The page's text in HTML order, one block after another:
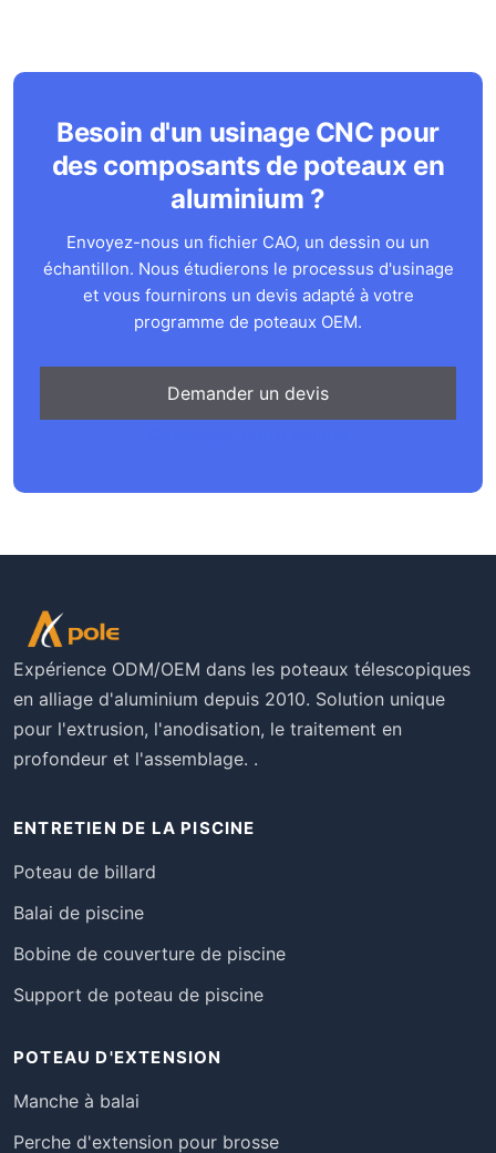
Besoin d'un usinage CNC pour
des composants de poteaux en
aluminium ?
Envoyez-nous un fichier CAO, un dessin ou un
échantillon. Nous étudierons le processus d'usinage
et vous fournirons un devis adapté à votre
programme de poteaux OEM.
Demander un devis
Expérience ODM/OEM dans les poteaux télescopiques
en alliage d'aluminium depuis 2010. Solution unique
pour l'extrusion, l'anodisation, le traitement en
profondeur et l'assemblage. .
ENTRETIEN DE LA PISCINE
Poteau de billard
Balai de piscine
Bobine de couverture de piscine
Support de poteau de piscine
POTEAU D'EXTENSION
Manche à balai
Perche d'extension pour brosse